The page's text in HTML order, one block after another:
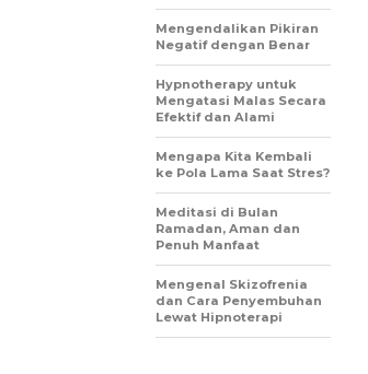
Mengendalikan Pikiran
Negatif dengan Benar
Hypnotherapy untuk
Mengatasi Malas Secara
Efektif dan Alami
Mengapa Kita Kembali
ke Pola Lama Saat Stres?
Meditasi di Bulan
Ramadan, Aman dan
Penuh Manfaat
Mengenal Skizofrenia
dan Cara Penyembuhan
Lewat Hipnoterapi